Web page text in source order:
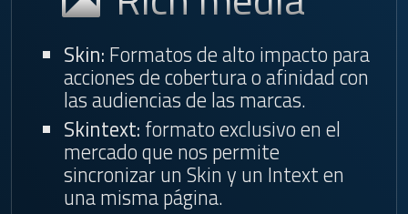
Skin: Formatos de alto impacto para
acciones de cobertura o afinidad con
las audiencias de las marcas.
Skintext: formato exclusivo en el
mercado que nos permite
sincronizar un Skin y un Intext en
una misma página.